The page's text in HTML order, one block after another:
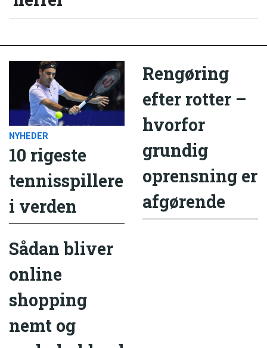
NYHEDER
10 rigeste
tennisspillere
i verden
Rengøring
efter rotter –
hvorfor
grundig
oprensning er
afgørende
Sådan bliver
online
shopping
nemt og